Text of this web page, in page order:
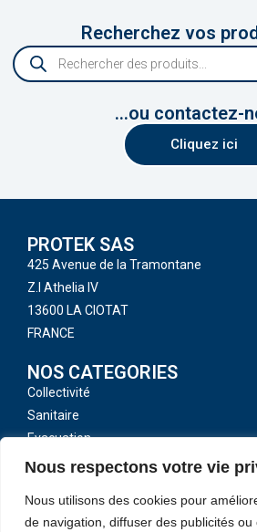
Nous respectons votre vie
Nous utilisons des cookies pour
de navigation, diffuser des publicités ou
Recherchez vos
...ou contactez-
Cliquez ici
PROTEK SAS
425 Avenue de la Tramontane
Z.I Athelia IV
13600 LA CIOTAT
FRANCE
NOS CATEGORIES
Collectivité
Sanitaire
Evacuation
Toutes nos catégories
LIENS UTILES
CGV